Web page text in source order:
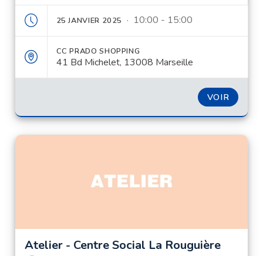
25 JANVIER 2025 · 10:00 - 15:00
CC PRADO SHOPPING
41 Bd Michelet, 13008 Marseille
VOIR
Atelier - Centre Social La Rouguière